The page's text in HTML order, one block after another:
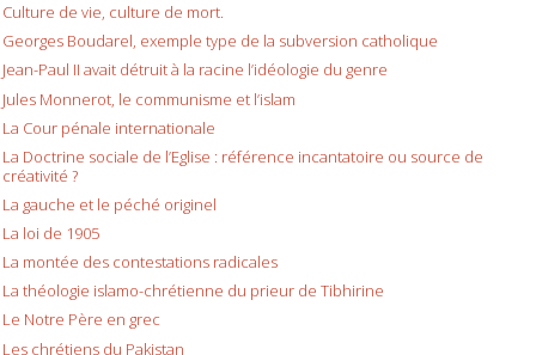
Culture de vie, culture de mort.
Georges Boudarel, exemple type de la subversion catholique
Jean-Paul II avait détruit à la racine l’idéologie du genre
Jules Monnerot, le communisme et l’islam
La Cour pénale internationale
La Doctrine sociale de l’Eglise : référence incantatoire ou source de
créativité ?
La gauche et le péché originel
La loi de 1905
La montée des contestations radicales
La théologie islamo-chrétienne du prieur de Tibhirine
Le Notre Père en grec
Les chrétiens du Pakistan